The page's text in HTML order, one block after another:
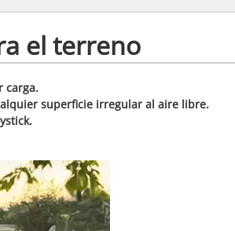
el terreno
carga.
superficie irregular al aire libre.